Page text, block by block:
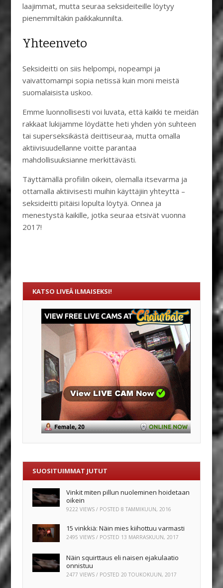
laajimmat, mutta seuraa seksideiteille löytyy
pienemmiltäkin paikkakunnilta.
Yhteenveto
Seksideitti on siis helpompi, nopeampi ja
vaivattomampi sopia netissä kuin moni meistä
suomalaisista uskoo.
Emme luonnollisesti voi luvata, että kaikki te meidän
rakkaat lukijamme löydätte heti yhden yön suhteen
tai superseksikästä deittiseuraa, mutta omalla
aktiivisuudellanne voitte parantaa
mahdollisuuksianne merkittävästi.
Täyttämällä profiilin oikein, olemalla itsevarma ja
ottamalla aktiivisesti muihin käyttäjiin yhteyttä –
seksideitti pitäisi lopulta löytyä. Onnea ja
menestystä kaikille, jotka seuraa etsivät vuonna
2017!
KATSO LIVEÄ ILMAISEKSI!
SUOSITUIMMAT JUTUT
Vinkit miten pillun nuoleminen hoidetaan
oikein
9222 VIEWS / POSTED8 TAMMIKUUN, 2016
15 vinkkiä: Näin mies kiihottuu varmasti
2495 VIEWS / POSTED 13 MARRASKUUN, 2017
Näin squirttaus eli naisen ejakulaatio
onnistuu
2477 VIEWS / POSTED20 TOUKOKUUN, 2017